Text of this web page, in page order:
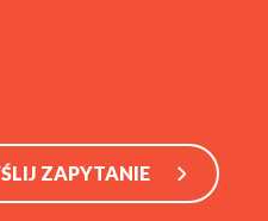
ZAPYTANIE